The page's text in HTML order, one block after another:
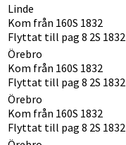
Linde
Kom från 160S 1832
Flyttat till pag 8 2S 1832
Örebro
Kom från 160S 1832
Flyttat till pag 8 2S 1832
Örebro
Kom från 160S 1832
Flyttat till pag 8 2S 1832